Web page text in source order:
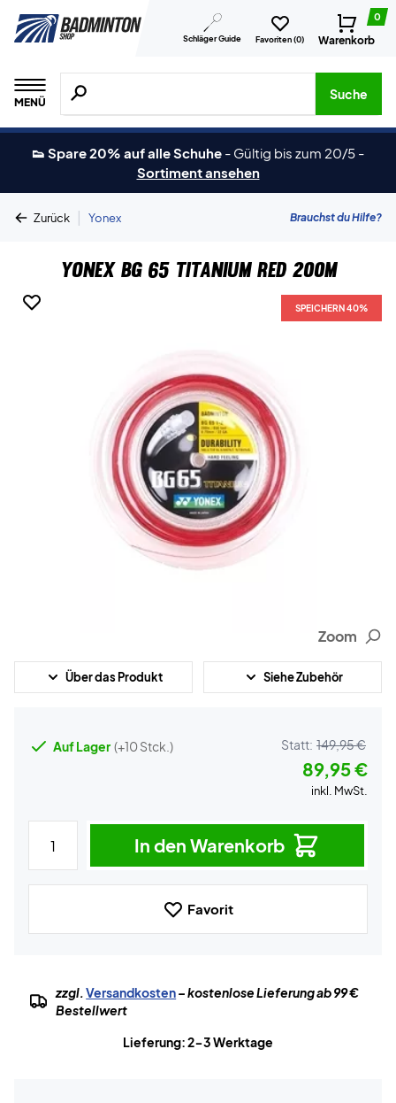
Schläger Guide Favoriten (0)
0
Warenkorb
MENÜ
Suche nach Produkten, Marken usw.
Suche
👟 Spare 20% auf alle Schuhe - Gültig bis zum 20/5 -
Sortiment ansehen
Zurück | Yonex Brauchst du Hilfe?
Yonex BG 65 Titanium Red 200m
SPEICHERN 40%
Zoom
Über das Produkt Siehe Zubehör
Auf Lager (+10 Stck.) Statt: 149,95 €
89,95 €
inkl. MwSt.
In den Warenkorb
Favorit
zzgl.Versandkosten– kostenlose Lieferung ab 99 €
Bestellwert
Lieferung: 2-3 Werktage